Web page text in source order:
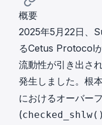
概要
2025年5月22日、
るCetus Protocol
流動性が引き出さ
発生しました。根
におけるオーバー
(checked_shlw()